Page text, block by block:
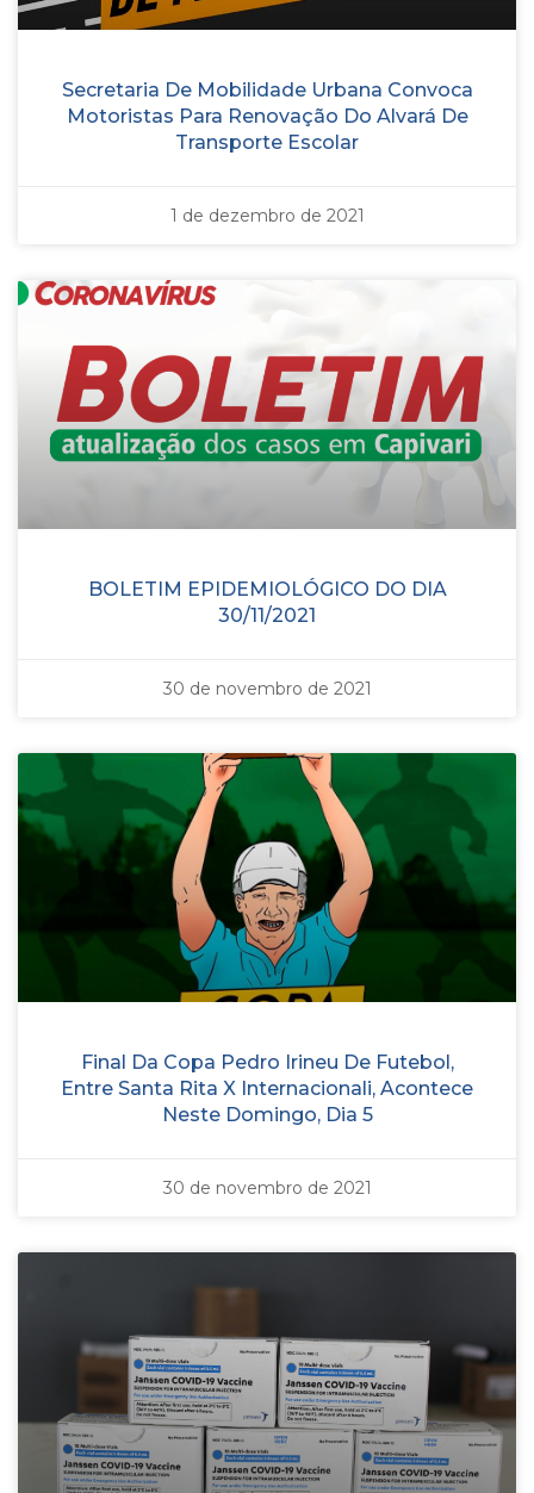
Secretaria De Mobilidade Urbana Convoca
Motoristas Para Renovação Do Alvará De
Transporte Escolar
1 de dezembro de 2021
BOLETIM EPIDEMIOLÓGICO DO DIA
30/11/2021
30 de novembro de 2021
Final Da Copa Pedro Irineu De Futebol,
Entre Santa Rita X Internacionali, Acontece
Neste Domingo, Dia 5
30 de novembro de 2021